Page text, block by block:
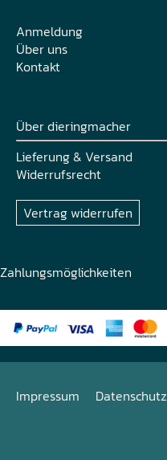
Anmeldung
Über uns
Kontakt
Über dieringmacher
Lieferung & Versand
Widerrufsrecht
Vertrag widerrufen
Zahlungsmöglichkeiten
Impressum Datenschutz